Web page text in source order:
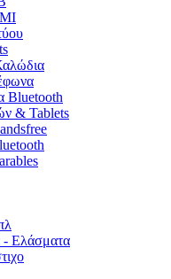
Bluetooth
& Tablets
- Ελάσματα